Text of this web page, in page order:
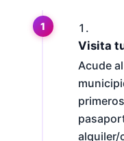
Visita
Acude
alquiler/